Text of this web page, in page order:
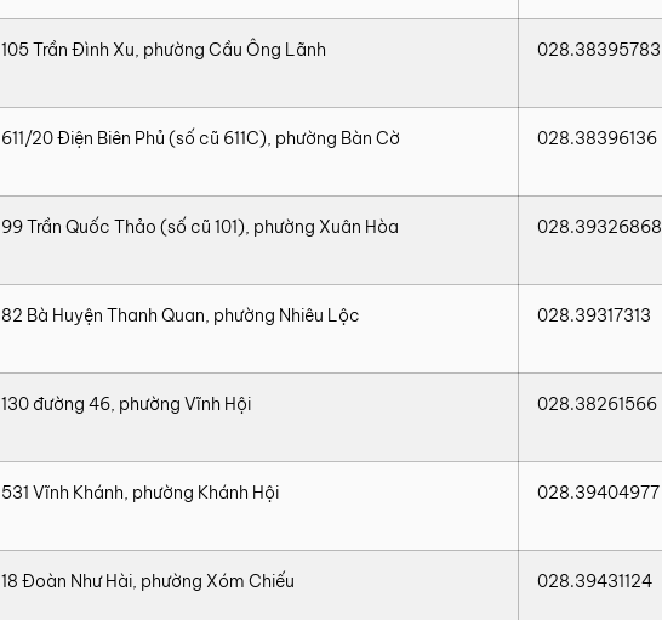
105 Trần Đình Xu, phường Cầu Ông Lãnh 028.38395783
611/20 Điện Biên Phủ (số cũ 611C), phường Bàn Cờ 028.38396136
99 Trần Quốc Thảo (số cũ 101), phường Xuân Hòa 028.39326868
82 Bà Huyện Thanh Quan, phường Nhiêu Lộc 028.39317313
130 đường 46, phường Vĩnh Hội 028.38261566
531 Vĩnh Khánh, phường Khánh Hội 028.39404977
18 Đoàn Như Hài, phường Xóm Chiếu 028.39431124